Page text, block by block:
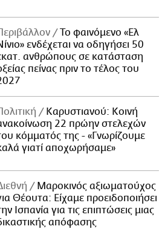
Το φαινόμενο «Ελ
ενδέχεται να οδηγήσει 50
ανθρώπους σε κατάσταση
πείνας πριν το τέλος του
Καρυστιανού: Κοινή
22 πρώην στελεχών
κόμματός της - «Γνωρίζουμε
γιατί αποχωρήσαμε»
Μαροκινός αξιωματούχος
Θέουτα: Είχαμε προειδοποιήσει
Ισπανία για τις επιπτώσεις μιας
απόφασης